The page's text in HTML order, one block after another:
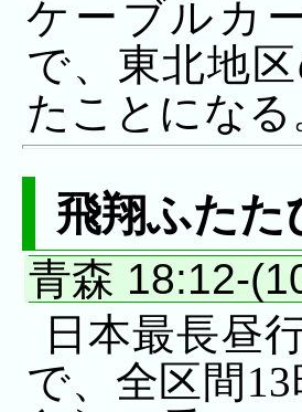
ケーブルカ
で、東北地
たことになる
飛翔ふたた
青森 18:12-
日本最長昼
で、全区間